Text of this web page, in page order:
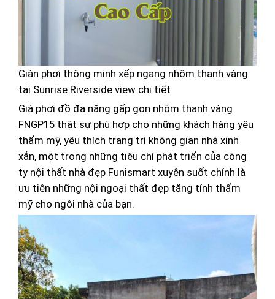
Giàn phơi thông minh xếp ngang nhôm thanh vàng
tại Sunrise Riverside view chi tiết
Giá phơi đồ đa năng gấp gọn nhôm thanh vàng
FNGP15 thật sự phù hợp cho những khách hàng yêu
thẩm mỹ, yêu thích trang trí không gian nhà xinh
xắn, một trong những tiêu chí phát triển của công
ty nội thất nhà đẹp Funismart xuyên suốt chính là
ưu tiên những nội ngoại thất đẹp tăng tính thẩm
mỹ cho ngôi nhà của bạn.